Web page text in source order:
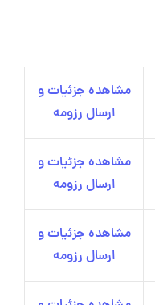
مشاهده جزئیات و
ارسال رزومه
مشاهده جزئیات و
ارسال رزومه
مشاهده جزئیات و
ارسال رزومه